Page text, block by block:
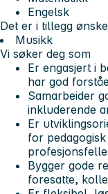
Engelsk
Det er i tillegg
Musikk
Vi søker deg som
Er engasjert i
har god
Samarbeider
inkluderende
Er
for
Bygger gode
foresatte,